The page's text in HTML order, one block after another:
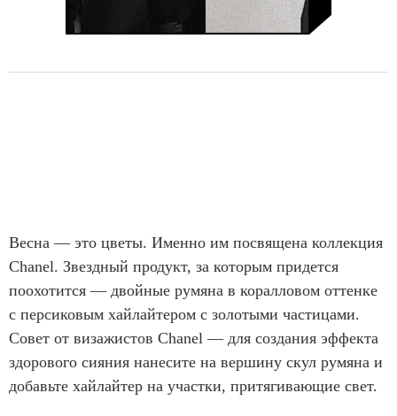
Весна — это цветы. Именно им посвящена коллекция
Chanel. Звездный продукт, за которым придется
поохотится — двойные румяна в коралловом оттенке
с персиковым хайлайтером с золотыми частицами.
Совет от визажистов Chanel — для создания эффекта
здорового сияния нанесите на вершину скул румяна и
добавьте хайлайтер на участки, притягивающие свет.